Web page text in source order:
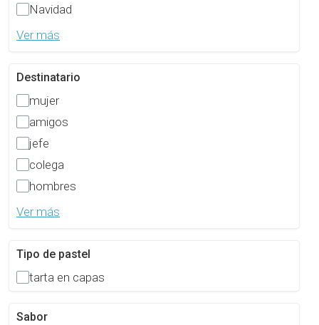
Navidad
Ver más
Destinatario
mujer
amigos
jefe
colega
hombres
Ver más
Tipo de pastel
tarta en capas
Sabor